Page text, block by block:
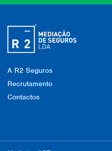
A R2 Seguros
Recrutamento
Contactos